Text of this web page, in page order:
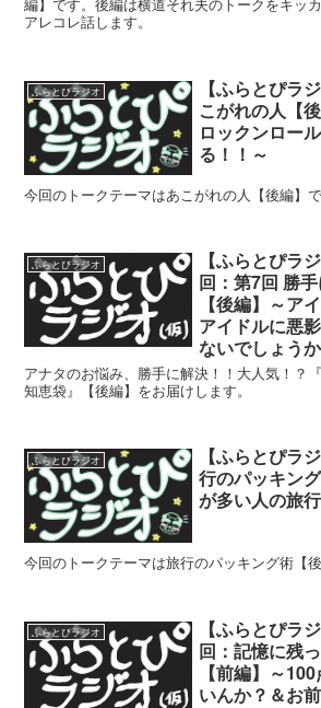
編】です。後編は横道それ夫のトークをキッ
アレコレ話します。
ふらとぴラジオ
【ふらとぴラ
こがれの人【
ロックンロー
る！！～
今回のトークテーマはあこがれの人【後編】で
ふらとぴラジオ
【ふらとぴラ
回：第7回 勝
【後編】～ア
アイドルに悪
ないでしょう
アナタのお悩み、勝手に解決！！大人気！？
知恵袋』【後編】をお届けします。
ふらとぴラジオ
【ふらとぴラ
行のパッキン
が多い人の旅
今回のトークテーマは旅行のパッキング術【後
ふらとぴラジオ
【ふらとぴラ
回：記憶に残
【前編】～
いんか？＆お